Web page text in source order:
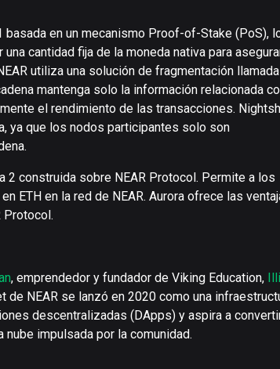
basada en un mecanismo Proof-of-Stake (PoS),
cantidad fija de la moneda nativa para
utiliza una solución de fragmentación llamada
mantenga solo la información relacionada
el rendimiento de las transacciones.
ya que los nodos participantes solo son
2 construida sobre NEAR Protocol. Permite a los
ETH en la red de NEAR. Aurora ofrece las
Protocol.
, emprendedor y fundador de Viking Education,
de NEAR se lanzó en 2020 como una
descentralizadas (DApps) y aspira a
impulsada por la comunidad.